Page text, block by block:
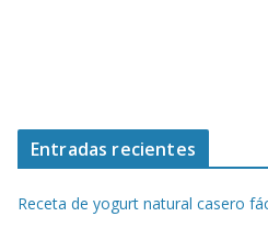
Entradas recientes
Receta de yogurt natural casero